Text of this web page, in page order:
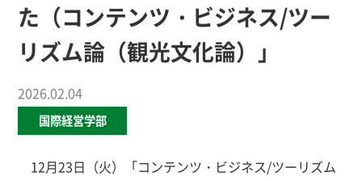
た（コンテンツ・ビジネス/ツー
リズム論（観光文化論）」
2026.02.04
国際経営学部
12月23日（火）「コンテンツ・ビジネス/ツーリズム